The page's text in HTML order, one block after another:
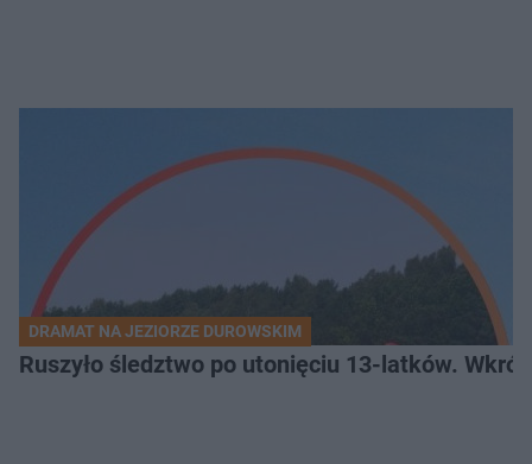
DRAMAT NA JEZIORZE DUROWSKIM
Ruszyło śledztwo po utonięciu 13-latków.